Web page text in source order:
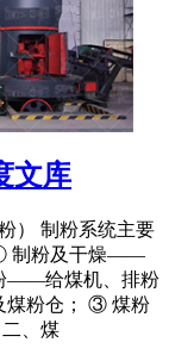
文库
） 制粉系统主要
制粉及干燥——
——给煤机、排粉
煤粉仓； ③ 煤粉
、煤